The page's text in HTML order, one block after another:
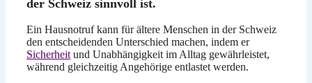
der Schweiz sinnvoll ist.
Ein Hausnotruf kann für ältere Menschen in der Schweiz
den entscheidenden Unterschied machen, indem er
Sicherheit und Unabhängigkeit im Alltag gewährleistet,
während gleichzeitig Angehörige entlastet werden.